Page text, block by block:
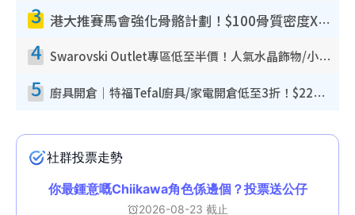
3 港大推賽馬會強化骨骼計劃！$100骨質密度X光檢查 完成免費運動訓練送超市禮券！附參加資格
4 Swarovski Outlet專區低至半價！人氣水晶飾物/小擺設$138起！迪士尼款/水晶高跟鞋都有平
5 廚具開倉｜特福Tefal廚具/家電開倉低至3折！$220起買平底鍋/炒鑊/湯煲！電飯煲/吸塵機/燙斗$418起